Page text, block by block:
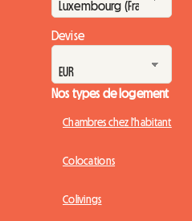
Devise
Nos types de logement
Chambres chez l'habitant
Colocations
Colivings